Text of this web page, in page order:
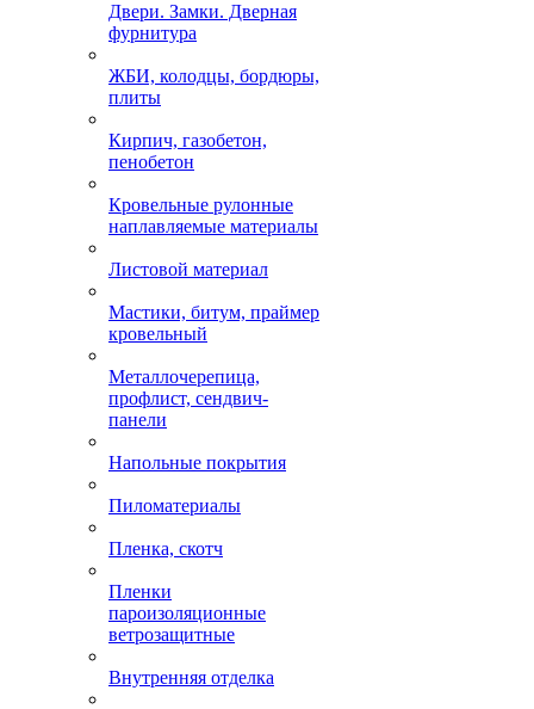
Двери. Замки. Дверная
фурнитура
ЖБИ, колодцы, бордюры,
плиты
Кирпич, газобетон,
пенобетон
Кровельные рулонные
наплавляемые материалы
Листовой материал
Мастики, битум, праймер
кровельный
Металлочерепица,
профлист, сендвич-
панели
Напольные покрытия
Пиломатериалы
Пленка, скотч
Пленки
пароизоляционные
ветрозащитные
Внутренняя отделка